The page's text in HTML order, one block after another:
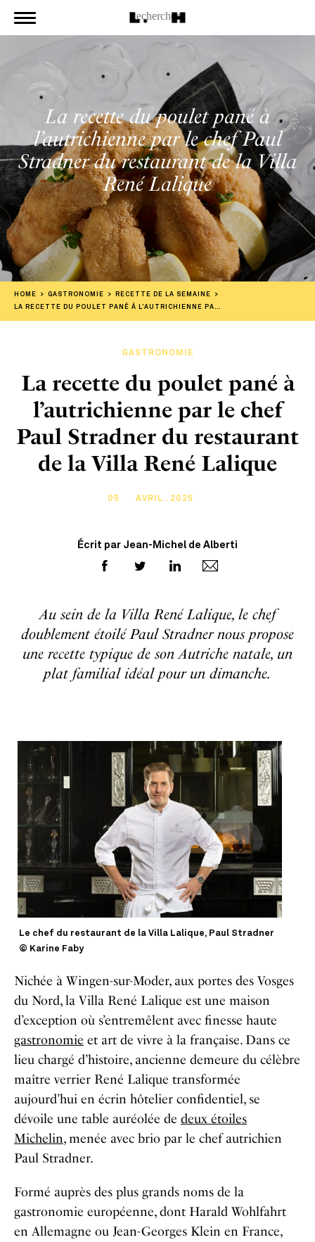
La recette du poulet pané à
l’autrichienne par le chef Paul
Stradner du restaurant de la Villa
René Lalique
HOME GASTRONOMIE
RECETTE DE LA SEMAINE
LA RECETTE DU POULET PANÉ À L’AUTRICHIENNE PAR LE CHEF PAUL STRADNER DU RESTAURANT DE LA VILLA RENÉ LALIQUE
GASTRONOMIE
La recette du poulet pané à
l’autrichienne par le chef
Paul Stradner du restaurant
de la Villa René Lalique
05 AVRIL . 2025
Écrit par Jean-Michel de Alberti
Au sein de la Villa René Lalique, le chef
doublement étoilé Paul Stradner nous propose
une recette typique de son Autriche natale, un
plat familial idéal pour un dimanche.
Le chef du restaurant de la Villa Lalique, Paul Stradner
© Karine Faby
Nichée à Wingen-sur-Moder, aux portes des Vosges
du Nord, la Villa René Lalique est une maison
d’exception où s’entremêlent avec finesse haute
gastronomie et art de vivre à la française. Dans ce
lieu chargé d’histoire, ancienne demeure du célèbre
maître verrier René Lalique transformée
aujourd’hui en écrin hôtelier confidentiel, se
dévoile une table auréolée de deux étoiles
Michelin,menée avec brio par le chef autrichien
Paul Stradner.
Formé auprès des plus grands noms de la
gastronomie européenne, dont Harald Wohlfahrt
en Allemagne ou Jean-Georges Klein en France,